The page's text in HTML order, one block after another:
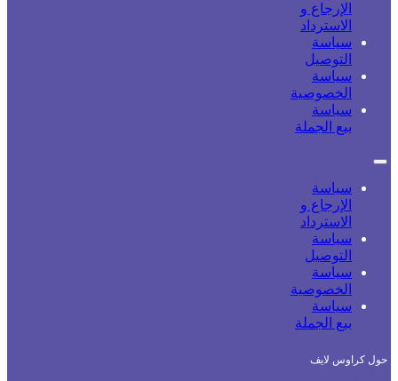
الإرجاع و
الاسترداد
سياسة
التوصيل
سياسة
الخصوصية
سياسة
بيع الجملة
سياسة
الإرجاع و
الاسترداد
سياسة
التوصيل
سياسة
الخصوصية
سياسة
بيع الجملة
حول كراوس لايف